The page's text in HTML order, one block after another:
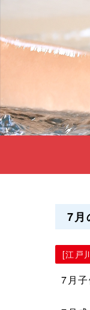
7月
[江戸
7月